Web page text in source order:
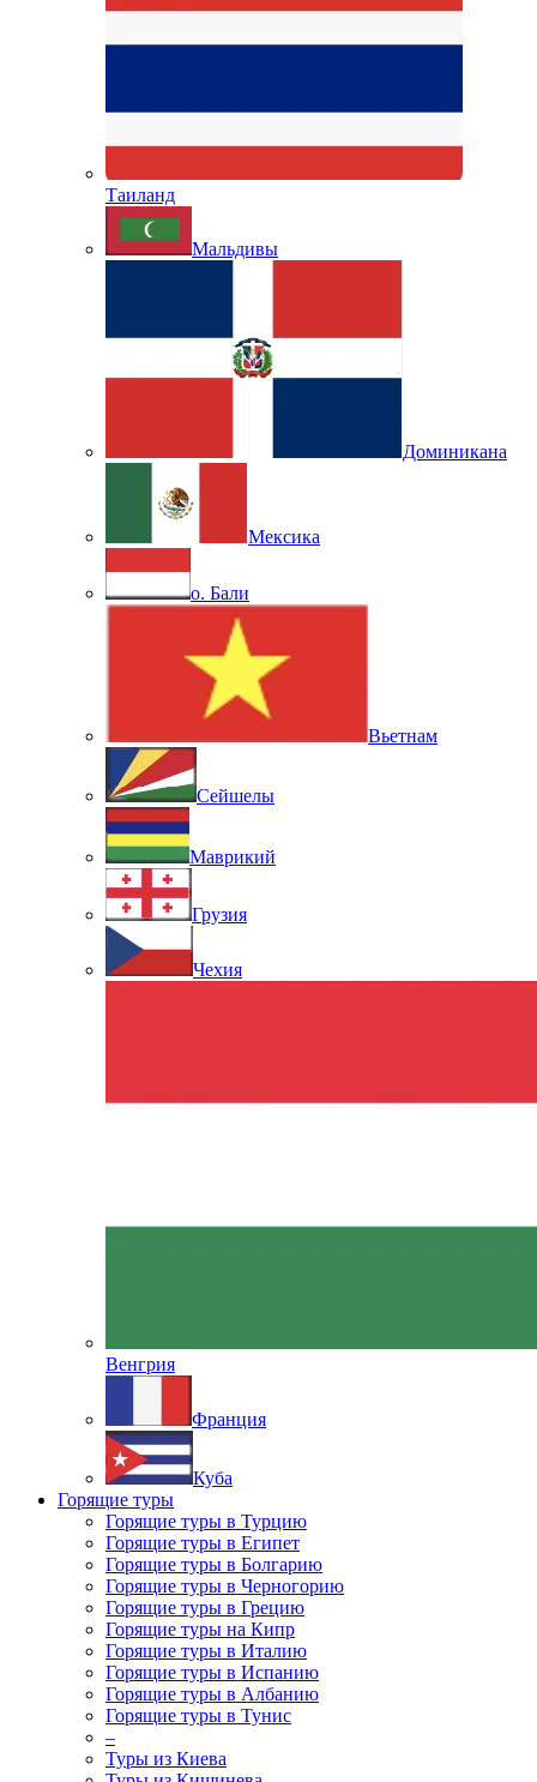
Таиланд
Мальдивы
Доминикана
Мексика
о. Бали
Вьетнам
Сейшелы
Маврикий
Грузия
Чехия
Венгрия
Франция
Куба
Горящие туры
Горящие туры в Турцию
Горящие туры в Египет
Горящие туры в Болгарию
Горящие туры в Черногорию
Горящие туры в Грецию
Горящие туры на Кипр
Горящие туры в Италию
Горящие туры в Испанию
Горящие туры в Албанию
Горящие туры в Тунис
–
Туры из Киева